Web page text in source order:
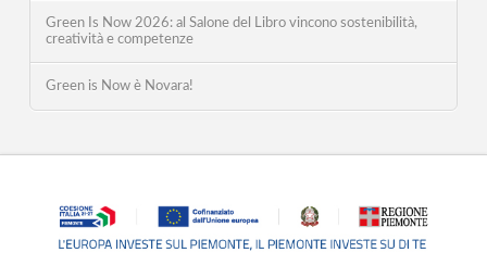
Green Is Now 2026: al Salone del Libro vincono sostenibilità,
creatività e competenze
Green is Now è Novara!